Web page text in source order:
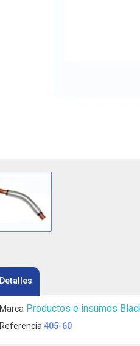
Detalles
Marca Productos e insumos
Referencia 405-60